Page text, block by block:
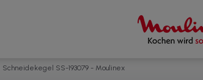
Schneidekegel SS-193079 - Moulinex